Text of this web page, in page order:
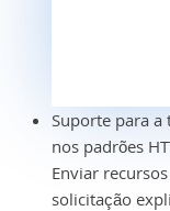
Suporte para a
nos padrões
Enviar
solicitação